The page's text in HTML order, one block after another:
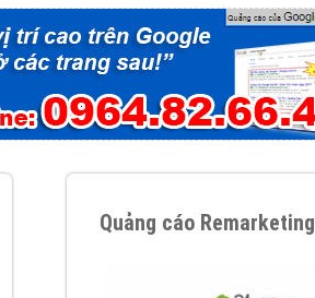
Quảng cáo Remarketing